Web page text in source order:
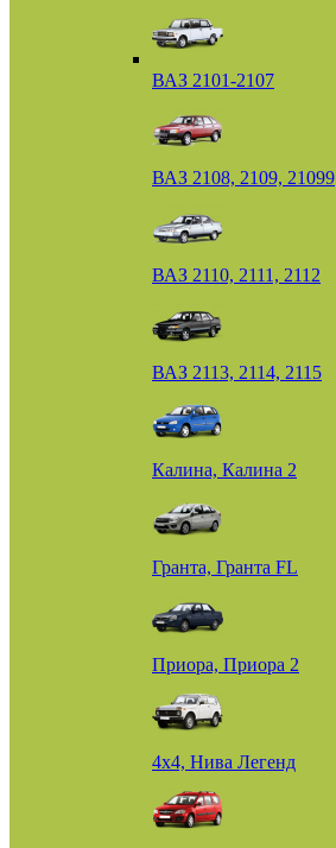
ВАЗ 2101-2107
ВАЗ 2108, 2109, 21099
ВАЗ 2110, 2111, 2112
ВАЗ 2113, 2114, 2115
Калина, Калина 2
Гранта, Гранта FL
Приора, Приора 2
4х4, Нива Легенд